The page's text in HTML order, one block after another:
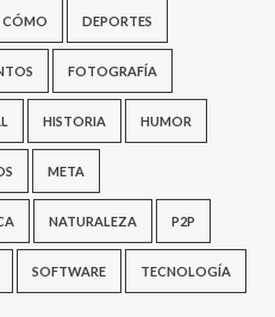
CÓMO DEPORTES
FOTOGRAFÍA
HISTORIA HUMOR
META
NATURALEZA P2P
SOFTWARE TECNOLOGÍA